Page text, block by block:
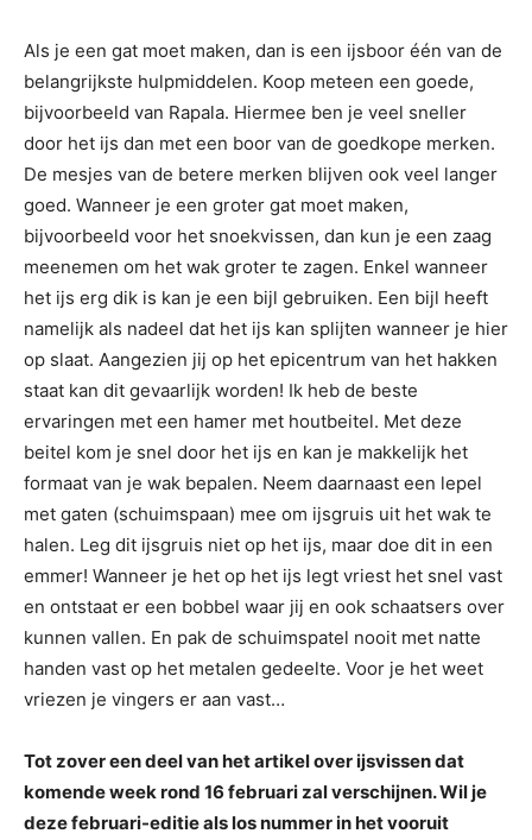
Als je een gat moet maken, dan is een ijsboor één van de
belangrijkste hulpmiddelen. Koop meteen een goede,
bijvoorbeeld van Rapala. Hiermee ben je veel sneller
door het ijs dan met een boor van de goedkope merken.
De mesjes van de betere merken blijven ook veel langer
goed. Wanneer je een groter gat moet maken,
bijvoorbeeld voor het snoekvissen, dan kun je een zaag
meenemen om het wak groter te zagen. Enkel wanneer
het ijs erg dik is kan je een bijl gebruiken. Een bijl heeft
namelijk als nadeel dat het ijs kan splijten wanneer je hier
op slaat. Aangezien jij op het epicentrum van het hakken
staat kan dit gevaarlijk worden! Ik heb de beste
ervaringen met een hamer met houtbeitel. Met deze
beitel kom je snel door het ijs en kan je makkelijk het
formaat van je wak bepalen. Neem daarnaast een lepel
met gaten (schuimspaan) mee om ijsgruis uit het wak te
halen. Leg dit ijsgruis niet op het ijs, maar doe dit in een
emmer! Wanneer je het op het ijs legt vriest het snel vast
en ontstaat er een bobbel waar jij en ook schaatsers over
kunnen vallen. En pak de schuimspatel nooit met natte
handen vast op het metalen gedeelte. Voor je het weet
vriezen je vingers er aan vast…
Tot zover een deel van het artikel over ijsvissen dat
komende week rond 16 februari zal verschijnen. Wil je
deze februari-editie als los nummer in het vooruit